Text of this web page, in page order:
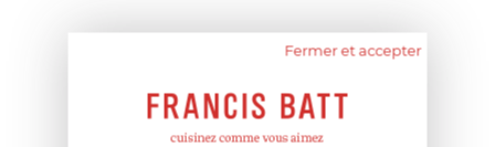
AVIS CLIENT
Fermer et accepter